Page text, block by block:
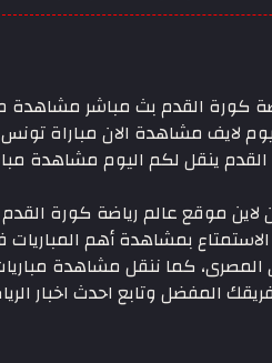
ودية ، عالم رياضة كورة القدم
لايف مشاهدة الان مباراة
ينقل لكم اليوم مشاهدة
الرياضية 1 بجودة عالية اون لاين موقع
بمشاهدة أهم المباريات
المصرى، كما ننقل مشاهدة
المفضل وتابع احدث اخبار